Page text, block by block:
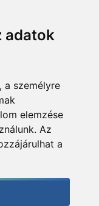
adatok
a személyre
elemzése
Az
a